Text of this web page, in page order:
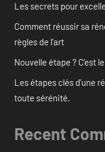
Les secrets pour
Comment réussir sa
règles de l’art
Nouvelle étape ? C’est
Les étapes clés d’une
toute sérénité.
Recent